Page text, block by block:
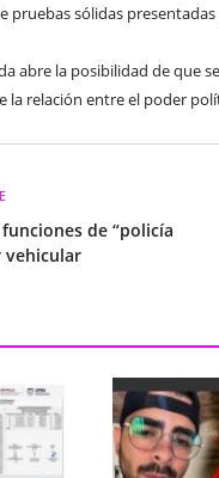
sólidas
abre la posibilidad de que
la relación entre el poder
de “policía
vehicular